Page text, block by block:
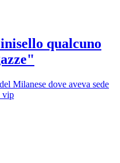
qualcuno
Milanese dove aveva sede
vip